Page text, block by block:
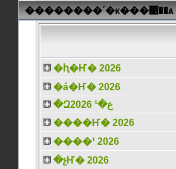
��������´�к���͹��ѧ
�ԧ�Ҥ� 2026
�á�Ҥ� 2026
�Զع�¹ 2026
����Ҥ� 2026
����¹ 2026
�չҤ� 2026